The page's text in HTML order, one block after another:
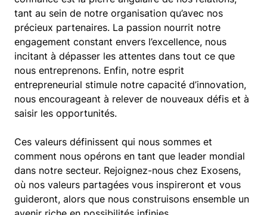
tant au sein de notre organisation qu’avec nos
précieux partenaires. La passion nourrit notre
engagement constant envers l’excellence, nous
incitant à dépasser les attentes dans tout ce que
nous entreprenons. Enfin, notre esprit
entrepreneurial stimule notre capacité d’innovation,
nous encourageant à relever de nouveaux défis et à
saisir les opportunités.
Ces valeurs définissent qui nous sommes et
comment nous opérons en tant que leader mondial
dans notre secteur. Rejoignez-nous chez Exosens,
où nos valeurs partagées vous inspireront et vous
guideront, alors que nous construisons ensemble un